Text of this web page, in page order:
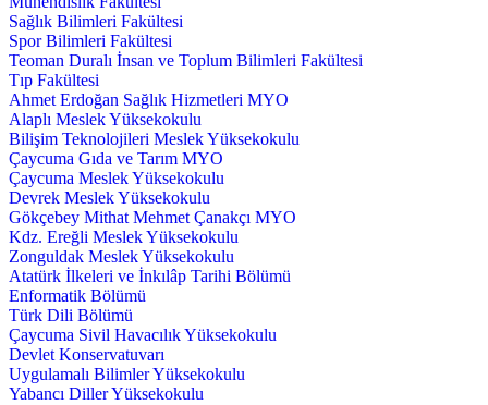
Sağlık Bilimleri Fakültesi
Spor Bilimleri Fakültesi
Teoman Duralı İnsan ve Toplum Bilimleri Fakültesi
Tıp Fakültesi
Ahmet Erdoğan Sağlık Hizmetleri MYO
Alaplı Meslek Yüksekokulu
Bilişim Teknolojileri Meslek Yüksekokulu
Çaycuma Gıda ve Tarım MYO
Çaycuma Meslek Yüksekokulu
Devrek Meslek Yüksekokulu
Gökçebey Mithat Mehmet Çanakçı MYO
Kdz. Ereğli Meslek Yüksekokulu
Zonguldak Meslek Yüksekokulu
Atatürk İlkeleri ve İnkılâp Tarihi Bölümü
Enformatik Bölümü
Türk Dili Bölümü
Çaycuma Sivil Havacılık Yüksekokulu
Devlet Konservatuvarı
Uygulamalı Bilimler Yüksekokulu
Yabancı Diller Yüksekokulu